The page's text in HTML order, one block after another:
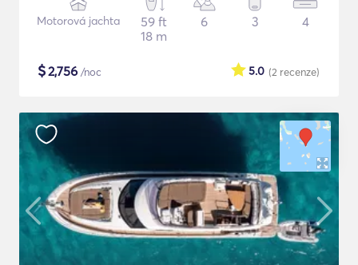
Motorová jachta
59 ft
18 m
6 3 4
$2,756 /noc (2 recenze)
5.0